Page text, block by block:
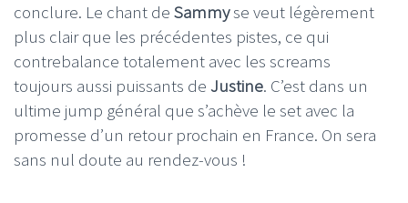
conclure. Le chant de Sammyse veut légèrement
plus clair que les précédentes pistes, ce qui
contrebalance totalement avec les screams
toujours aussi puissants de Justine. C’est dans un
ultime jump général que s’achève le set avec la
promesse d’un retour prochain en France. On sera
sans nul doute au rendez-vous !